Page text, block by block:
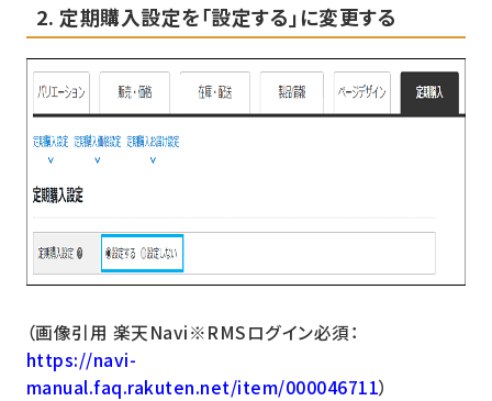
2. 定期購入設定を「設定する」に変更する
（画像引用 楽天Navi※RMSログイン必須：
https://navi-
manual.faq.rakuten.net/item/000046711）